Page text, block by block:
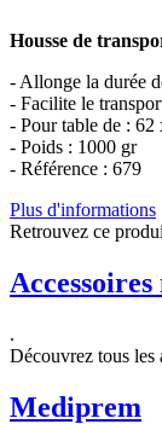
Housse de
- Allonge la durée
- Facilite le
- Pour table de :
- Poids : 1000 gr
- Référence : 679
Plus d'informations
Retrouvez ce
.
Découvrez tous les
Mediprem